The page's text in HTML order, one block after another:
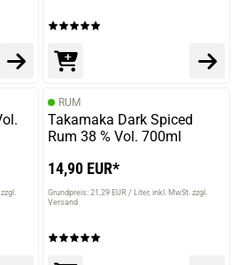
RUM
Takamaka Dark Spiced
Rum 38 % Vol. 700ml
14,90 EUR*
Grundpreis: 21,29 EUR / Liter inkl. MwSt. zzgl.
Versand